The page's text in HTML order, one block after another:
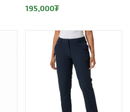
195,000₮